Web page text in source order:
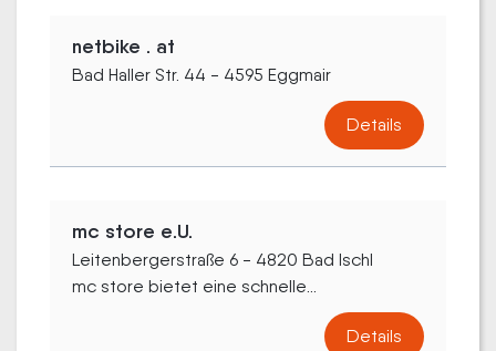
netbike . at
Bad Haller Str. 44 - 4595 Eggmair
Details
mc store e.U.
Leitenbergerstraße 6 - 4820 Bad Ischl
mc store bietet eine schnelle...
Details